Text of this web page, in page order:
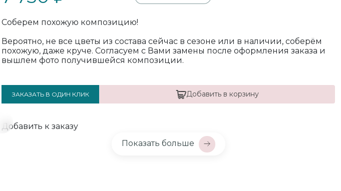
Соберем похожую композицию!
Вероятно, не все цветы из состава сейчас в сезоне или в наличии, соберём
похожую, даже круче. Согласуем с Вами замены после оформления заказа и
вышлем фото получившейся композиции.
ЗАКАЗАТЬ В ОДИН КЛИК Добавить в корзину
Добавить к заказу
Показать больше